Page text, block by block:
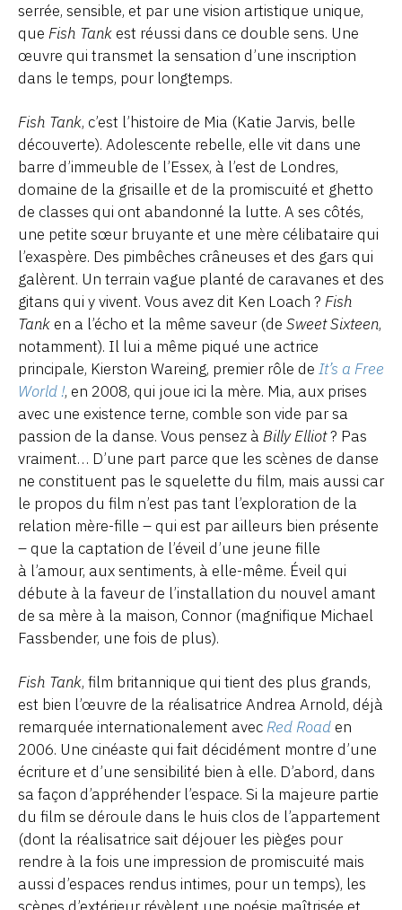
serrée, sensible, et par une vision artistique unique,
que Fish Tank est réussi dans ce double sens. Une
œuvre qui transmet la sensation d’une inscription
dans le temps, pour longtemps.
Fish Tank, c’est l’histoire de Mia (Katie Jarvis, belle
découverte). Adolescente rebelle, elle vit dans une
barre d’immeuble de l’Essex, à l’est de Londres,
domaine de la grisaille et de la promiscuité et ghetto
de classes qui ont abandonné la lutte. A ses côtés,
une petite sœur bruyante et une mère célibataire qui
l’exaspère. Des pimbêches crâneuses et des gars qui
galèrent. Un terrain vague planté de caravanes et des
gitans qui y vivent. Vous avez dit Ken Loach ? Fish
Tank en a l’écho et la même saveur (de Sweet Sixteen,
notamment). Il lui a même piqué une actrice
principale, Kierston Wareing, premier rôle de It’s a Free
World !, en 2008, qui joue ici la mère. Mia, aux prises
avec une existence terne, comble son vide par sa
passion de la danse. Vous pensez à Billy Elliot? Pas
vraiment… D’une part parce que les scènes de danse
ne constituent pas le squelette du film, mais aussi car
le propos du film n’est pas tant l’exploration de la
relation mère-fille – qui est par ailleurs bien présente
– que la captation de l’éveil d’une jeune fille
à l’amour, aux sentiments, à elle-même. Éveil qui
débute à la faveur de l’installation du nouvel amant
de sa mère à la maison, Connor (magnifique Michael
Fassbender, une fois de plus).
Fish Tank, film britannique qui tient des plus grands,
est bien l’œuvre de la réalisatrice Andrea Arnold, déjà
remarquée internationalement avecRed Road en
2006. Une cinéaste qui fait décidément montre d’une
écriture et d’une sensibilité bien à elle. D’abord, dans
sa façon d’appréhender l’espace. Si la majeure partie
du film se déroule dans le huis clos de l’appartement
(dont la réalisatrice sait déjouer les pièges pour
rendre à la fois une impression de promiscuité mais
aussi d’espaces rendus intimes, pour un temps), les